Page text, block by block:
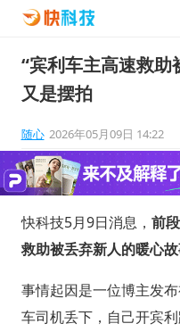
“宾利车主高速救助
又是摆拍
随心 2026年05月09日 14:22
快科技5月9日消息， 前
救助被丢弃新人的暖心故
事情起因是一位博主发
车司机丢下，自己开宾